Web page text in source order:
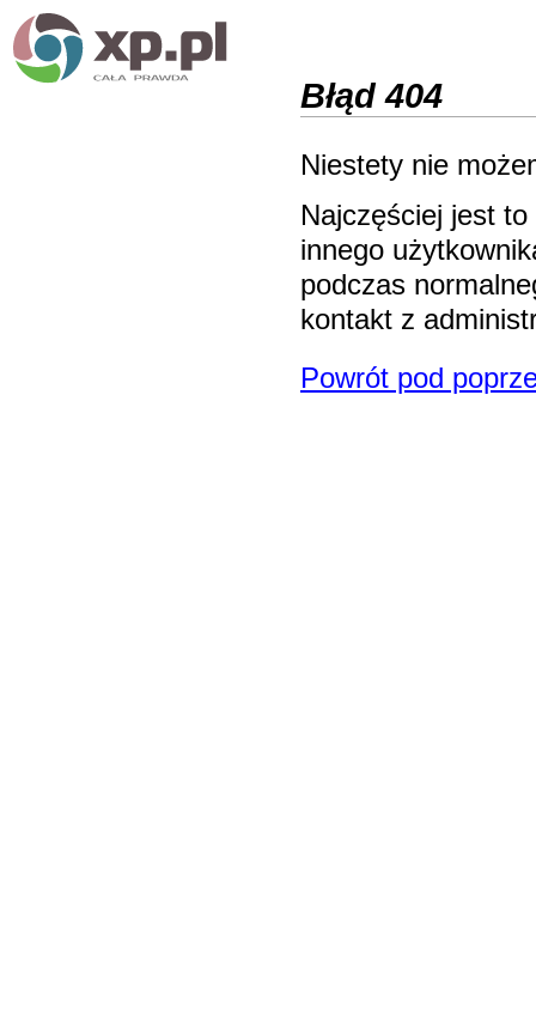
Błąd 404
Niestety nie
Najczęściej jest
innego
podczas
kontakt z
Powrót pod